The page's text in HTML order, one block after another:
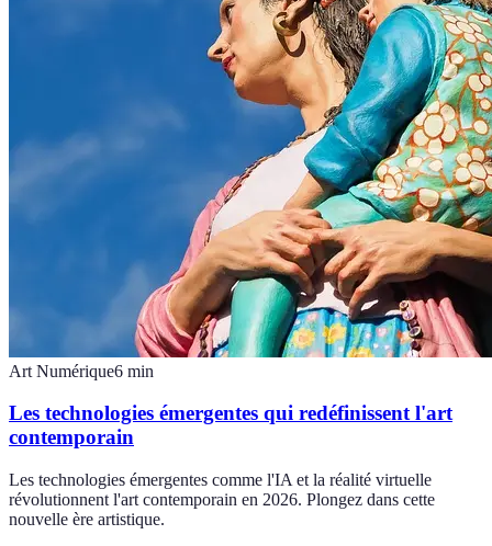
Art Numérique6 min
Les technologies émergentes qui redéfinissent l'art
contemporain
Les technologies émergentes comme l'IA et la réalité virtuelle
révolutionnent l'art contemporain en 2026. Plongez dans cette
nouvelle ère artistique.